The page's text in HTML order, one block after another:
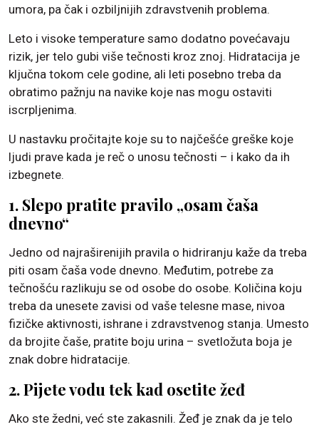
umora, pa čak i ozbiljnijih zdravstvenih problema.
Leto i visoke temperature samo dodatno povećavaju
rizik, jer telo gubi više tečnosti kroz znoj. Hidratacija je
ključna tokom cele godine, ali leti posebno treba da
obratimo pažnju na navike koje nas mogu ostaviti
iscrpljenima.
U nastavku pročitajte koje su to najčešće greške koje
ljudi prave kada je reč o unosu tečnosti – i kako da ih
izbegnete.
1. Slepo pratite pravilo „osam čaša
dnevno“
Jedno od najraširenijih pravila o hidriranju kaže da treba
piti osam čaša vode dnevno. Međutim, potrebe za
tečnošću razlikuju se od osobe do osobe. Količina koju
treba da unesete zavisi od vaše telesne mase, nivoa
fizičke aktivnosti, ishrane i zdravstvenog stanja. Umesto
da brojite čaše, pratite boju urina – svetložuta boja je
znak dobre hidratacije.
2. Pijete vodu tek kad osetite žeđ
Ako ste žedni, već ste zakasnili. Žeđ je znak da je telo